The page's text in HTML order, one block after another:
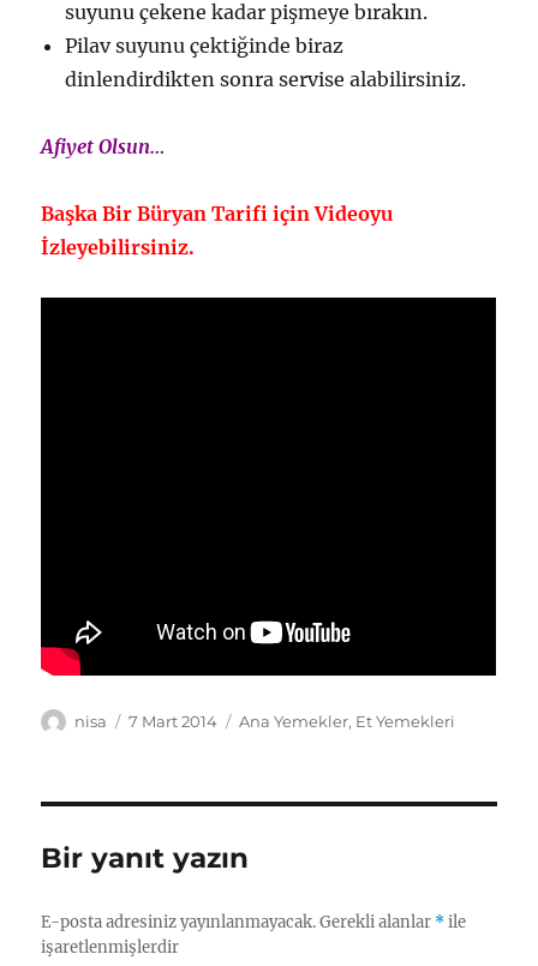
suyunu çekene kadar pişmeye bırakın.
Pilav suyunu çektiğinde biraz
dinlendirdikten sonra servise alabilirsiniz.
Afiyet Olsun…
Başka Bir Büryan Tarifi için Videoyu
İzleyebilirsiniz.
Yazar
nisa
Yayın
7 Mart 2014 Kategoriler
Ana Yemekler, Et Yemekleri
Bir yanıt yazın
E-posta adresiniz yayınlanmayacak. Gerekli alanlar *ile
işaretlenmişlerdir